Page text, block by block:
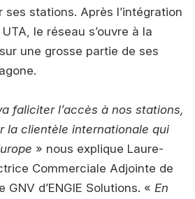
ses stations. Après l’intégration
le réseau s’ouvre à la
une grosse partie de ses
faliciter l’accès à nos stations,
la clientèle internationale qui
» nous explique Laure-
Commerciale Adjointe de
GNV d’ENGIE Solutions. « En